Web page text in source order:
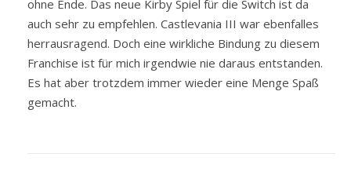
ohne Ende. Das neue Kirby Spiel für die Switch ist da
auch sehr zu empfehlen. Castlevania III war ebenfalles
herrausragend. Doch eine wirkliche Bindung zu diesem
Franchise ist für mich irgendwie nie daraus entstanden.
Es hat aber trotzdem immer wieder eine Menge Spaß
gemacht.